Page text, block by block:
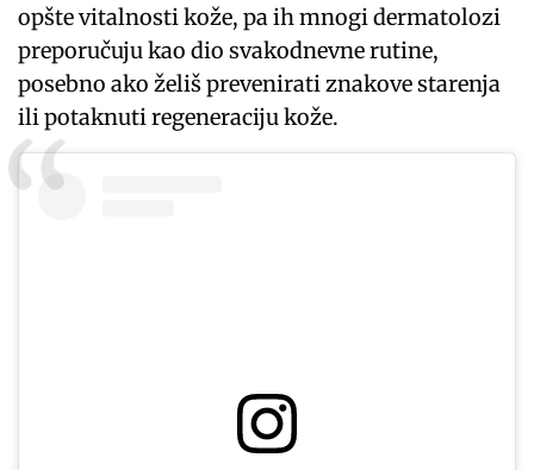
opšte vitalnosti kože, pa ih mnogi dermatolozi
preporučuju kao dio svakodnevne rutine,
posebno ako želiš prevenirati znakove starenja
ili potaknuti regeneraciju kože.